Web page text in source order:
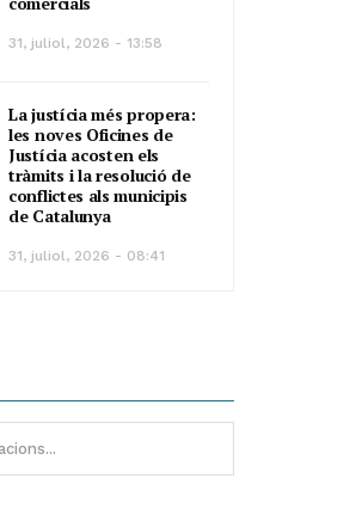
31, juliol, 2026 - 13:58
La justícia més propera:
les noves Oficines de
Justícia acosten els
tràmits i la resolució de
conflictes als municipis
de Catalunya
31, juliol, 2026 - 08:41